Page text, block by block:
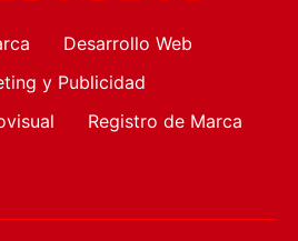
Desarrollo Web
y Publicidad
Registro de Marca